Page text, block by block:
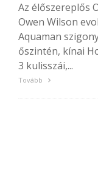
Az élőszereplős
Owen Wilson
Aquaman
őszintén, kínai
3 kulisszái,...
Tovább